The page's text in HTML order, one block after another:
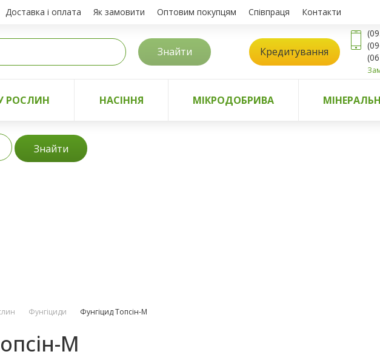
Доставка і оплата Як замовити Оптовим покупцям Співпраця Контакти
Знайти Кредитування
РОСЛИН НАСІННЯ МІКРОДОБРИВА
Знайти
Фунгіциди Фунгіцид Топсін-М
М